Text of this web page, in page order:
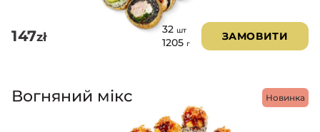
147zł
32 шт
1205 г
ЗАМОВИТИ
Новинка
Вогняний мікс